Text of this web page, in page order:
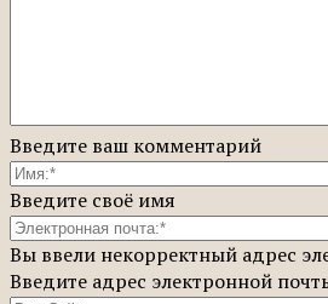
Введите ваш комментарий
Введите своё имя
Вы ввели некорректный адрес
Введите адрес электронной